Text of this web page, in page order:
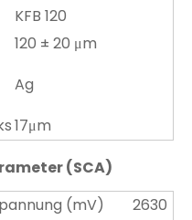
KFB 120
120 ± 20 μm
Ag
17μm
(SCA)
(mV)
2630